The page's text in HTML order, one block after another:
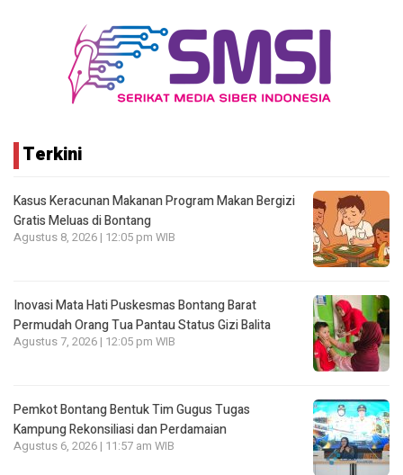
Terkini
Kasus Keracunan Makanan Program Makan Bergizi
Gratis Meluas di Bontang
Agustus 8, 2026 | 12:05 pm WIB
Inovasi Mata Hati Puskesmas Bontang Barat
Permudah Orang Tua Pantau Status Gizi Balita
Agustus 7, 2026 | 12:05 pm WIB
Pemkot Bontang Bentuk Tim Gugus Tugas
Kampung Rekonsiliasi dan Perdamaian
Agustus 6, 2026 | 11:57 am WIB